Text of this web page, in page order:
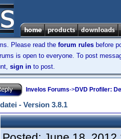
Please read the forum rules before
is open to everyone. To post
sign in to post.
Invelos Forums->DVD Profiler:
- Version 3.8.1